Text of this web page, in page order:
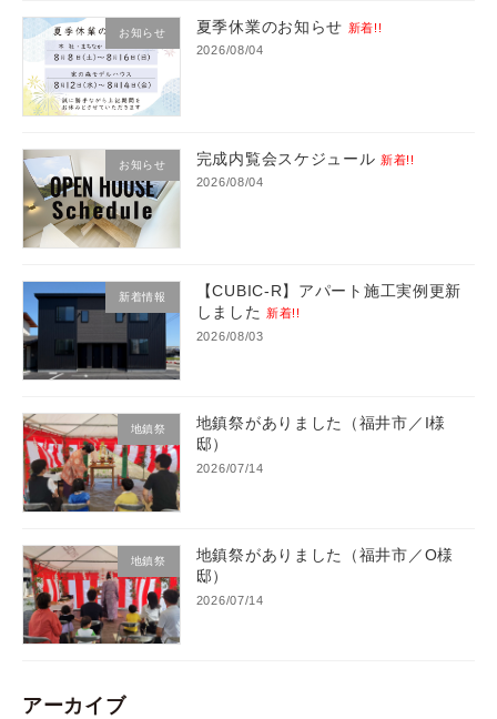
お知らせ 夏季休業のお知らせ 新着!!
2026/08/04
お知らせ 完成内覧会スケジュール 新着!!
2026/08/04
新着情報
【CUBIC-R】アパート施工実例更新
しました
新着!!
2026/08/03
地鎮祭
地鎮祭がありました（福井市／I様
邸）
2026/07/14
地鎮祭
地鎮祭がありました（福井市／O様
邸）
2026/07/14
アーカイブ